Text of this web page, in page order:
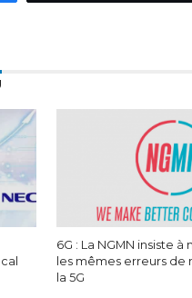
6G : La NGMN insiste à
les mêmes erreurs de
la 5G